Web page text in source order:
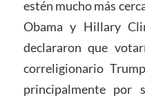
estén mucho más
Obama y Hillary
declararon que
correligionario
principalmente por